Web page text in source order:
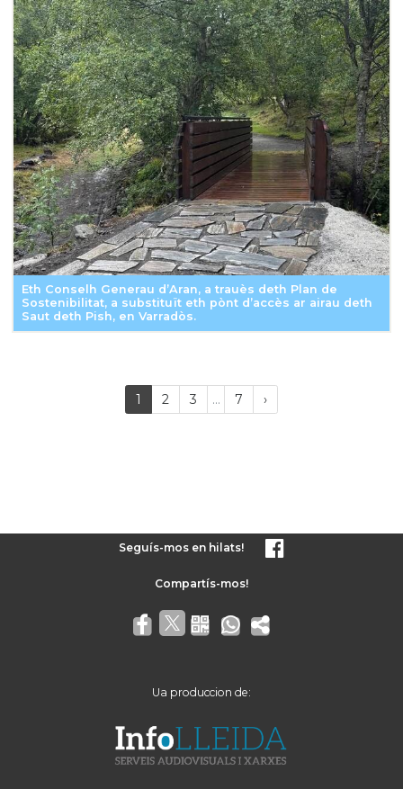
Eth Conselh Generau d’Aran, a trauès deth Plan de
Sostenibilitat, a substituït eth pònt d’accès ar airau deth
Saut deth Pish, en Varradòs.
1 (current)
2 3 ... 7 ›Próxima
página
Seguís-mos en hilats!
Ua produccion de: